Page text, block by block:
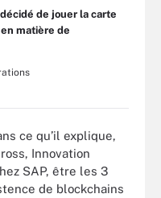
de jouer la carte
matière de
ce qu’il explique,
Innovation
SAP, être les 3
de blockchains